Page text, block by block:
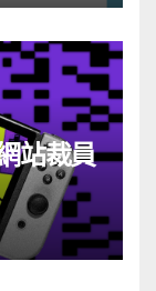
站裁員